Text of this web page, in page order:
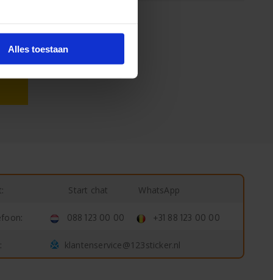
Alles toestaan
Start chat WhatsApp
088 123 00 00 +31 88 123 00 00
klantenservice@123sticker.nl